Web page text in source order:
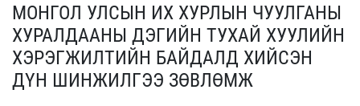
МОНГОЛ УЛСЫН ИХ ХУРЛЫН ЧУУЛГАНЫ
ХУРАЛДААНЫ ДЭГИЙН ТУХАЙ ХУУЛИЙН
ХЭРЭГЖИЛТИЙН БАЙДАЛД ХИЙСЭН
ДҮН ШИНЖИЛГЭЭ ЗӨВЛӨМЖ